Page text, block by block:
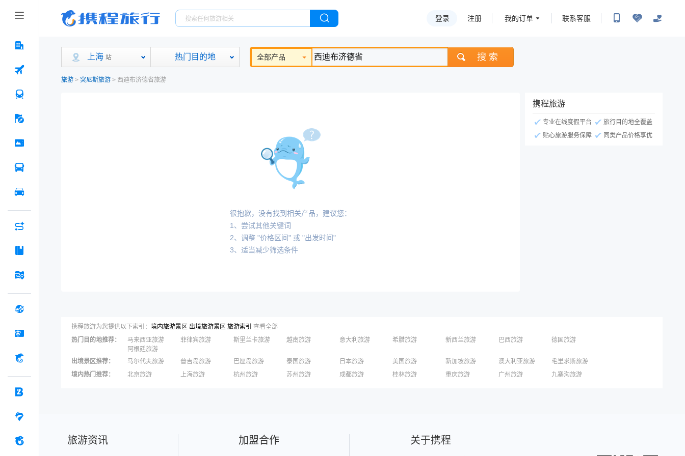
登录 注册 我的订单 联系客服
上海 站 热门目的地 全部产品 搜 索
旅游 > 突尼斯旅游 > 西迪布济德省旅游
很抱歉，没有找到相关产品，建议您：
1、尝试其他关键词
2、调整 "价格区间" 或 "出发时间"
3、适当减少筛选条件
携程旅游
专业在线度假平台
旅行目的地全覆盖
贴心旅游服务保障
同类产品价格享优
携程旅游为您提供以下索引： 境内旅游景区 出境旅游景区 旅游索引 查看全部
热门目的地推荐： 马来西亚旅游 菲律宾旅游 斯里兰卡旅游 越南旅游 意大利旅游 希腊旅游 新西兰旅游 巴西旅游
德国旅游
阿根廷旅游
出境景区推荐： 马尔代夫旅游 普吉岛旅游 巴厘岛旅游 泰国旅游 日本旅游 美国旅游 新加坡旅游 澳大利亚旅游
毛里求斯旅游
苏梅岛旅游
瑞士旅游 长滩岛旅游 迪拜旅游 清迈旅游 柬埔寨旅游 英国旅游 东京旅游
京都旅游
境内热门推荐： 北京旅游 上海旅游 杭州旅游 苏州旅游 成都旅游 桂林旅游 重庆旅游 广州旅游
九寨沟旅游
旅游资讯 加盟合作 关于携程